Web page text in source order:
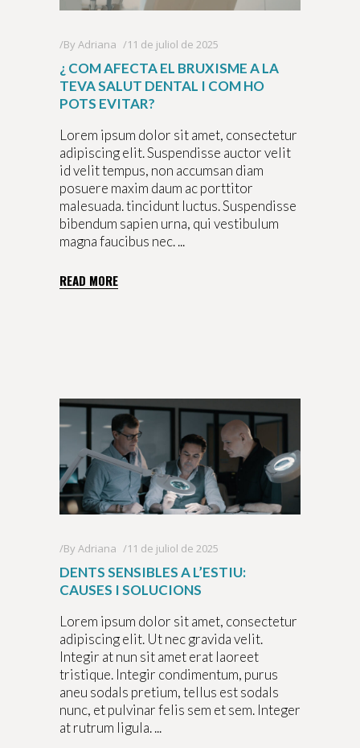
By Adriana 11 de juliol de 2025
¿ COM AFECTA EL BRUXISME A LA
TEVA SALUT DENTAL I COM HO
POTS EVITAR?
Lorem ipsum dolor sit amet, consectetur
adipiscing elit. Suspendisse auctor velit
id velit tempus, non accumsan diam
posuere maxim daum ac porttitor
malesuada. tincidunt luctus. Suspendisse
bibendum sapien urna, qui vestibulum
magna faucibus nec.
READ MORE
By Adriana 11 de juliol de 2025
DENTS SENSIBLES A L’ESTIU:
CAUSES I SOLUCIONS
Lorem ipsum dolor sit amet, consectetur
adipiscing elit. Ut nec gravida velit.
Integir at nun sit amet erat laoreet
tristique. Integir condimentum, purus
aneu sodals pretium, tellus est sodals
nunc, et pulvinar felis sem et sem. Integer
at rutrum ligula.